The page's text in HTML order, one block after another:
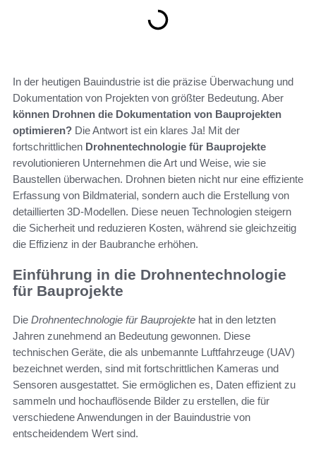
In der heutigen Bauindustrie ist die präzise Überwachung und
Dokumentation von Projekten von größter Bedeutung. Aber
können Drohnen die Dokumentation von Bauprojekten
optimieren? Die Antwort ist ein klares Ja! Mit der
fortschrittlichen Drohnentechnologie für Bauprojekte
revolutionieren Unternehmen die Art und Weise, wie sie
Baustellen überwachen. Drohnen bieten nicht nur eine effiziente
Erfassung von Bildmaterial, sondern auch die Erstellung von
detaillierten 3D-Modellen. Diese neuen Technologien steigern
die Sicherheit und reduzieren Kosten, während sie gleichzeitig
die Effizienz in der Baubranche erhöhen.
Einführung in die Drohnentechnologie
für Bauprojekte
Die Drohnentechnologie für Bauprojekte hat in den letzten
Jahren zunehmend an Bedeutung gewonnen. Diese
technischen Geräte, die als unbemannte Luftfahrzeuge (UAV)
bezeichnet werden, sind mit fortschrittlichen Kameras und
Sensoren ausgestattet. Sie ermöglichen es, Daten effizient zu
sammeln und hochauflösende Bilder zu erstellen, die für
verschiedene Anwendungen in der Bauindustrie von
entscheidendem Wert sind.